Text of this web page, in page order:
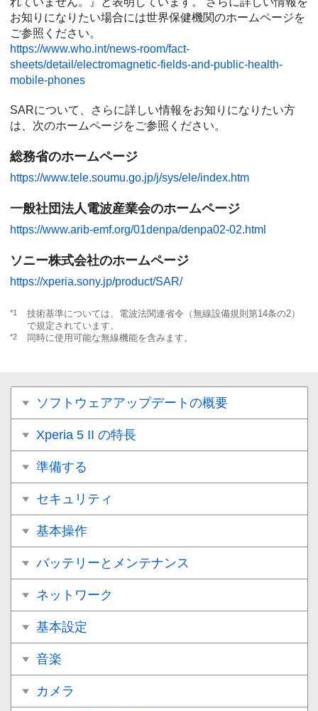
お知りになりたい場合には世界保健機関のホームページを
ご参照ください。
https://www.who.int/news-room/fact-
sheets/detail/electromagnetic-fields-and-public-health-
mobile-phones
SARについて、さらに詳しい情報をお知りになりたい方
は、次のホームページをご参照ください。
総務省のホームページ
https://www.tele.soumu.go.jp/j/sys/ele/index.htm
一般社団法人電波産業会のホームページ
https://www.arib-emf.org/01denpa/denpa02-02.html
ソニー株式会社のホームページ
https://xperia.sony.jp/product/SAR/
*1
技術基準については、電波法関連省令（無線設備規則第14条の2）
で規定されています。
*2 同時に使用可能な無線機能を含みます。
ソフトウェアアップデートの概要
Xperia 5 II の特長
準備する
セキュリティ
基本操作
バッテリーとメンテナンス
ネットワーク
基本設定
音楽
カメラ